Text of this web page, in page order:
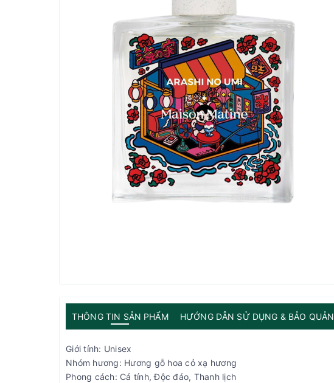
THÔNG TIN SẢN PHẨM HƯỚNG DẪN SỬ DỤNG & BẢO QUẢN
Giới tính: Unisex
Nhóm hương: Hương gỗ hoa cỏ xạ hương
Phong cách: Cá tính, Độc đáo, Thanh lịch